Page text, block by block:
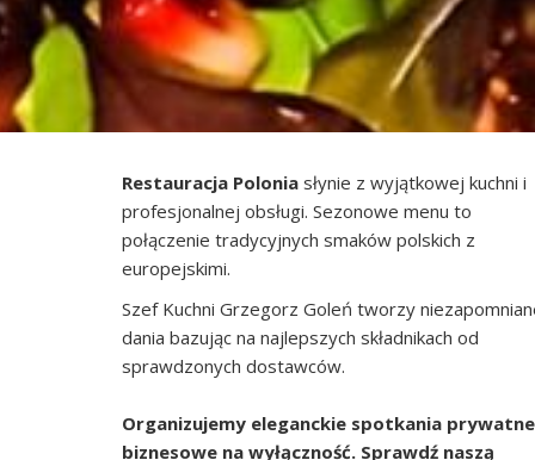
Restauracja Polonia słynie z wyjątkowej kuchni i
profesjonalnej obsługi. Sezonowe menu to
połączenie tradycyjnych smaków polskich z
europejskimi.
Szef Kuchni Grzegorz Goleń tworzy
dania bazując na najlepszych składnikach od
sprawdzonych dostawców.
Organizujemy eleganckie spotkania
biznesowe na wyłączność. Sprawdź naszą